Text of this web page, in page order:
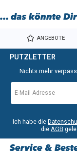
... das könnte
ANGEBOTE
PUTZLETTER
Nichts mehr
Mail-
*
Ich habe die
die AGB
Service &